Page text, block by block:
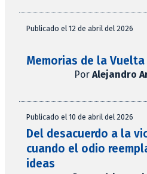
Publicado el 12 de abril del 2026
Memorias de la Vuelta
Por Alejandro
Publicado el 10 de abril del 2026
Del desacuerdo a la
cuando el odio
ideas